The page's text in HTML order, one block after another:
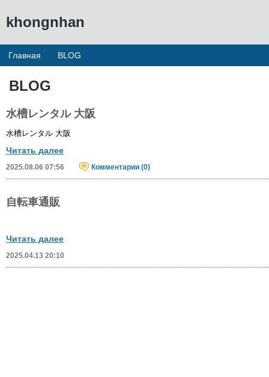
khongnhan
Главная BLOG
BLOG
水槽レンタル 大阪
水槽レンタル 大阪
Читать далее
2025.08.06 07:56 Комментарии (0)
自転車通販
Читать далее
2025.04.13 20:10